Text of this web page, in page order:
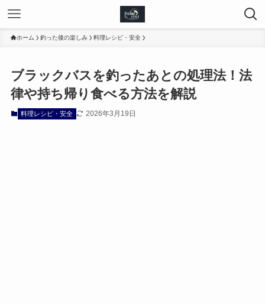
ホーム 釣った後の楽しみ 料理レシピ・安全
ブラックバスを釣ったあとの処理法！法
律や持ち帰り食べる方法を解説
料理レシピ・安全 2026年3月19日